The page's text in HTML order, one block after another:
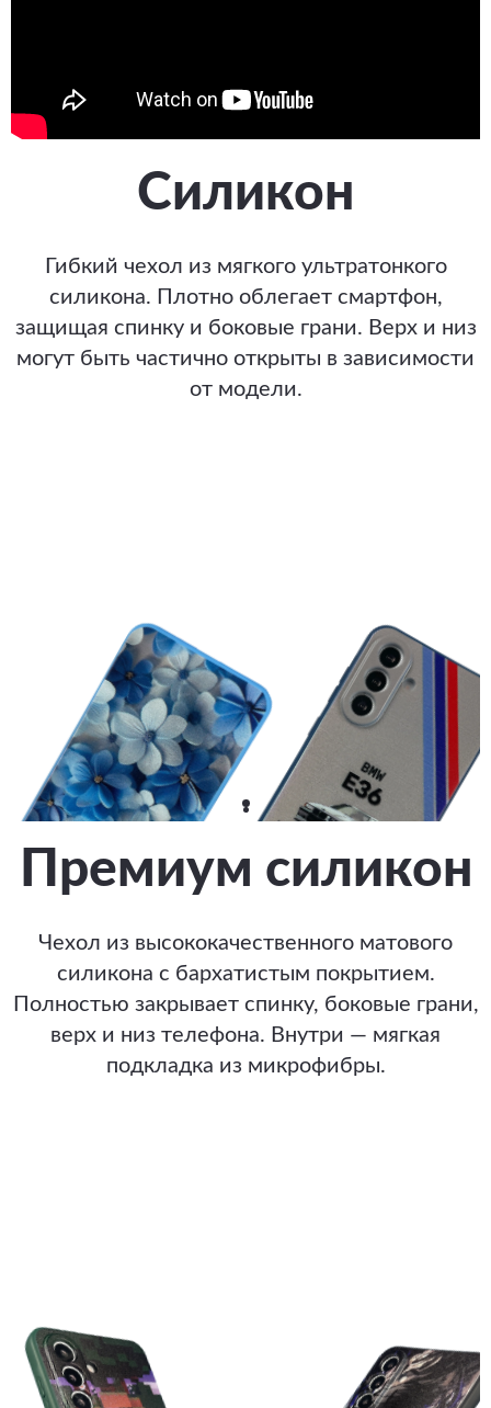
Силикон
Гибкий чехол из мягкого ультратонкого
силикона. Плотно облегает смартфон,
защищая спинку и боковые грани. Верх и низ
могут быть частично открыты в зависимости
от модели.
Премиум силикон
Чехол из высококачественного матового
силикона с бархатистым покрытием.
Полностью закрывает спинку, боковые грани,
верх и низ телефона. Внутри — мягкая
подкладка из микрофибры.